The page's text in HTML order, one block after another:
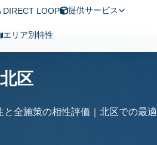
DIRECT LOOP 提供サービス
エリア別特性
区
全施策の相性評価｜北区での最適